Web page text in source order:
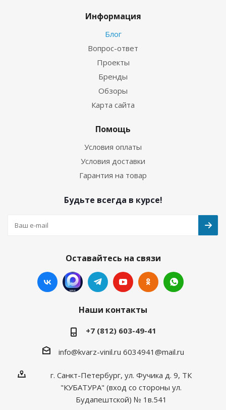
Информация
Блог
Вопрос-ответ
Проекты
Бренды
Обзоры
Карта сайта
Помощь
Условия оплаты
Условия доставки
Гарантия на товар
Будьте всегда в курсе!
Оставайтесь на связи
Наши контакты
+7 (812) 603-49-41
info@kvarz-vinil.ru 6034941@mail.ru
г. Санкт-Петербург, ул. Фучика д. 9, ТК
"КУБАТУРА" (вход со стороны ул.
Будапештской) № 1в.541